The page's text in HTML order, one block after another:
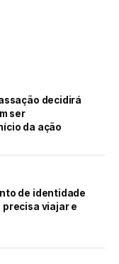
decidirá
ser
da ação
de identidade
viajar e